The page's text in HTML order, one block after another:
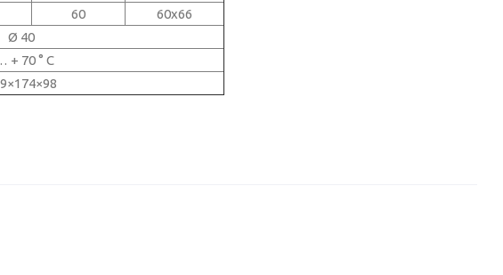
60
60х66
Ø 40
+ 70 ° C